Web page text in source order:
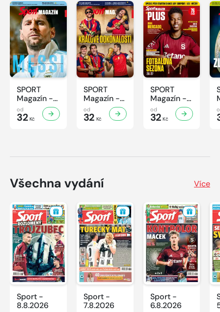
SPORT
Magazín -
32/2026
od
32 Kč
SPORT
Magazín -
31/2026
od
32 Kč
SPORT
Magazín -
30/2026
od
32 Kč
Všechna vydání Více
Sport -
8.8.2026
Sport -
7.8.2026
Sport -
6.8.2026